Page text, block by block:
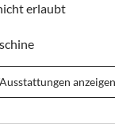
erlaubt
anzeigen